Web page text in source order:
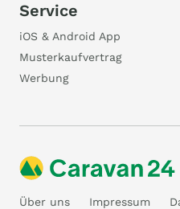
Service
iOS & Android App
Musterkaufvertrag
Werbung
Über uns Impressum